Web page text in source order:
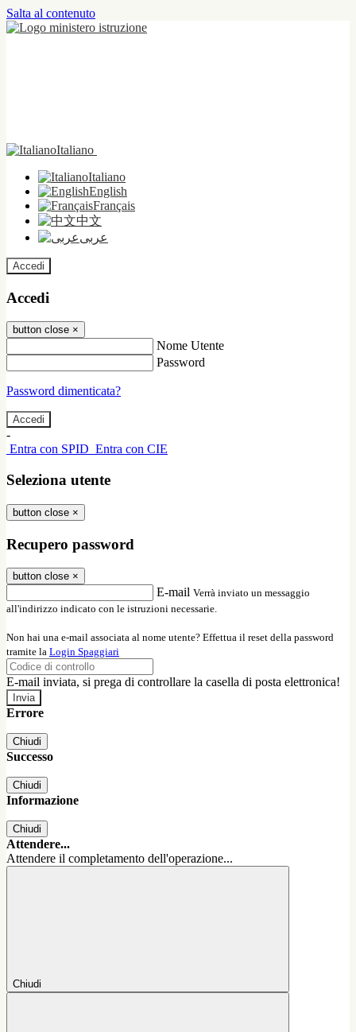
Salta al contenuto
Italiano
Italiano
English
Français
中文
عربى
Accedi
Accedi
button close ×
Nome Utente
Password
Password dimenticata?
-
Entra con SPID Entra con CIE
Seleziona utente
button close ×
Recupero password
button close ×
E-mail Verrà inviato un messaggio
all'indirizzo indicato con le istruzioni necessarie.
Non hai una e-mail associata al nome utente? Effettua il reset della password
tramite la Login Spaggiari
E-mail inviata, si prega di controllare la casella di posta elettronica!
Errore
Chiudi
Successo
Chiudi
Informazione
Chiudi
Attendere...
Attendere il completamento dell'operazione...
Chiudi